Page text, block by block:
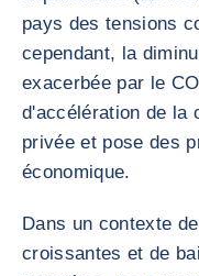
pays des tensions
cependant, la
exacerbée par le
d'accélération de la
privée et pose des
économique.
Dans un contexte
croissantes et de